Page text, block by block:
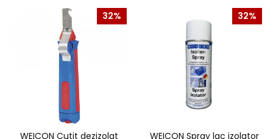
32%
WEICON Cutit dezizolat
32%
WEICON Spray lac izolator